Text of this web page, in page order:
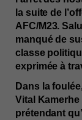
la suite de
AFC/M23.
manqué de
classe
exprimée à
Dans la
Vital
prétendant